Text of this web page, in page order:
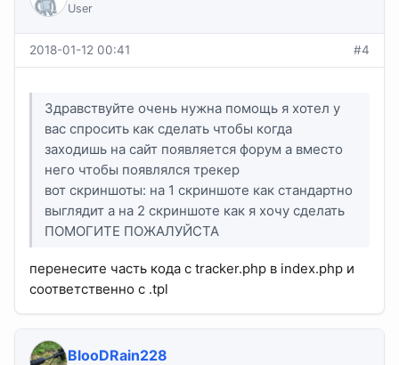
User
2018-01-12 00:41 #4
Здравствуйте очень нужна помощь я хотел у
вас спросить как сделать чтобы когда
заходишь на сайт появляется форум а вместо
него чтобы появлялся трекер
вот скриншоты: на 1 скриншоте как стандартно
выглядит а на 2 скриншоте как я хочу сделать
ПОМОГИТЕ ПОЖАЛУЙСТА
перенесите часть кода с tracker.php в index.php и
соответственно с .tpl
BlooDRain228